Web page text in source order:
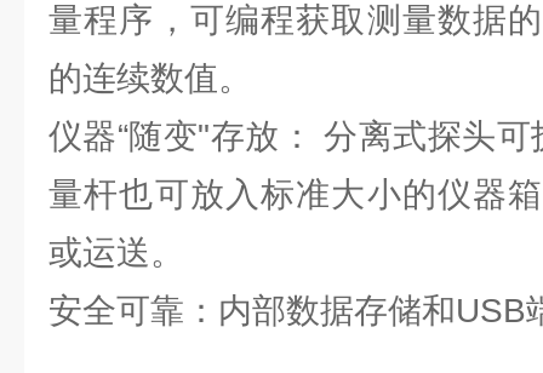
量程序，可编程获取测量数据
的连续数值。
仪器“随变"存放： 分离式探头
量杆也可放入标准大小的仪器
或运送。
安全可靠：内部数据存储和USB